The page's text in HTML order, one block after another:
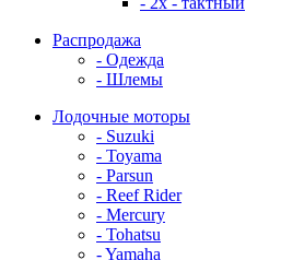
Распродажа
- Одежда
- Шлемы
Лодочные моторы
- Suzuki
- Toyama
- Parsun
- Reef Rider
- Mercury
- Tohatsu
- Yamaha